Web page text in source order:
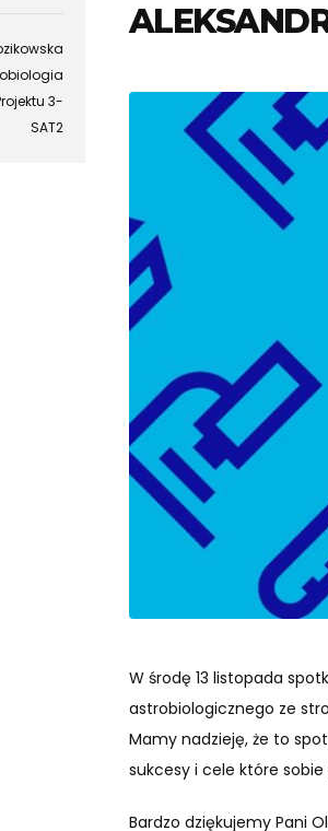
3-
SAT2
W środę 13 listopada
astrobiologicznego ze
Mamy nadzieję, że to
sukcesy i cele które
Bardzo dziękujemy Pani